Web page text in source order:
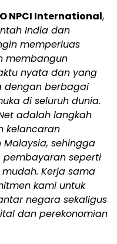
NPCI International,
India dan
memperluas
membangun
nyata dan yang
dengan berbagai
di seluruh dunia.
adalah langkah
kelancaran
sehingga
seperti
Kerja sama
kami untuk
negara sekaligus
dan perekonomian